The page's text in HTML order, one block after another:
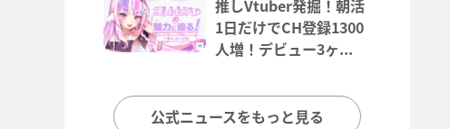
推しVtuber発掘！朝活
1日だけでCH登録1300
人増！デビュー3ヶ...
公式ニュースをもっと見る